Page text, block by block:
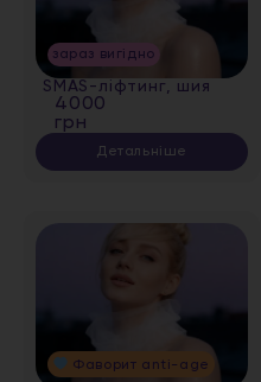
зараз вигідно
SMAS-ліфтинг, шия
4000
грн
Детальніше
Фаворит anti-age